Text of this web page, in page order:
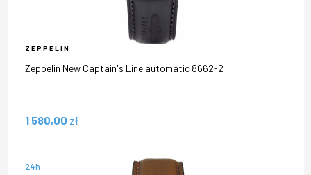
ZEPPELIN
Zeppelin New Captain's Line automatic 8662-2
1 580,00 zł
24h